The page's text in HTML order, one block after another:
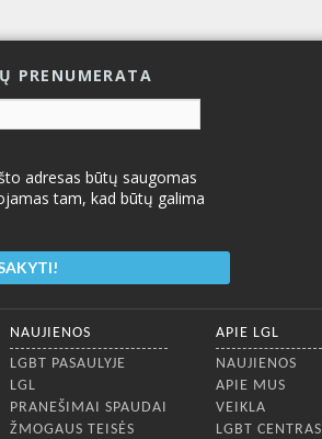
PRENUMERATA
adresas būtų saugomas
tam, kad būtų galima
NAUJIENOS
LGBT PASAULYJE
LGL
PRANEŠIMAI SPAUDAI
ŽMOGAUS TEISĖS
APIE LGL
NAUJIENOS
APIE MUS
VEIKLA
LGBT CENTRAS